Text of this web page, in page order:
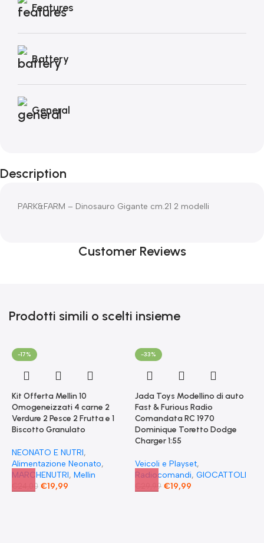
Features
Battery
General
Description
PARK&FARM – Dinosauro Gigante cm.21 2 modelli
Customer Reviews
Prodotti simili o scelti insieme
-17%
Kit Offerta Mellin 10
Omogeneizzati 4 carne 2
Verdure 2 Pesce 2 Frutta e 1
Biscotto Granulato
NEONATO E NUTRI,
Alimentazione Neonato,
MARCHENUTRI, Mellin
24,00 €19,99
-33%
Jada Toys Modellino di auto
Fast & Furious Radio
Comandata RC 1970
Dominique Toretto Dodge
Charger 1:55
Veicoli e Playset,
Radiocomandi, GIOCATTOLI
29,99 €19,99